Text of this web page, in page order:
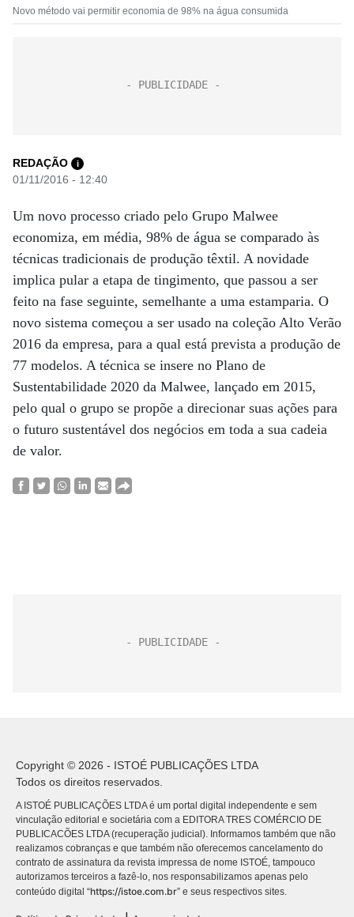
Novo método vai permitir economia de 98% na água consumida
REDAÇÃO i
01/11/2016 - 12:40
Um novo processo criado pelo Grupo Malwee
economiza, em média, 98% de água se comparado às
técnicas tradicionais de produção têxtil. A novidade
implica pular a etapa de tingimento, que passou a ser
feito na fase seguinte, semelhante a uma estamparia. O
novo sistema começou a ser usado na coleção Alto Verão
2016 da empresa, para a qual está prevista a produção de
77 modelos. A técnica se insere no Plano de
Sustentabilidade 2020 da Malwee, lançado em 2015,
pelo qual o grupo se propõe a direcionar suas ações para
o futuro sustentável dos negócios em toda a sua cadeia
de valor.
Copyright © 2026 - ISTOÉ PUBLICAÇÕES LTDA
Todos os direitos reservados.
A ISTOÉ PUBLICAÇÕES LTDA é um portal digital independente e sem
vinculação editorial e societária com a EDITORA TRES COMÉRCIO DE
PUBLICACÕES LTDA (recuperação judicial). Informamos também que não
realizamos cobranças e que também não oferecemos cancelamento do
contrato de assinatura da revista impressa de nome ISTOÉ, tampouco
autorizamos terceiros a fazê-lo, nos responsabilizamos apenas pelo
conteúdo digital “https://istoe.com.br” e seus respectivos sites.